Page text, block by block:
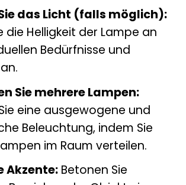
das Licht (falls möglich):
die Helligkeit der Lampe an
Bedürfnisse und
Sie mehrere Lampen:
eine ausgewogene und
Beleuchtung, indem Sie
im Raum verteilen.
Akzente:Betonen Sie